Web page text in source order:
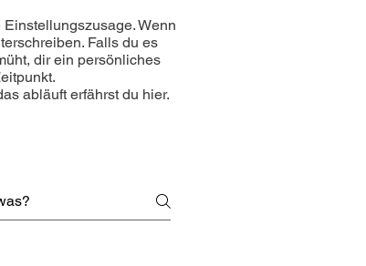
Wenn
Falls du es
dir ein persönliches
abläuft erfährst du hier.